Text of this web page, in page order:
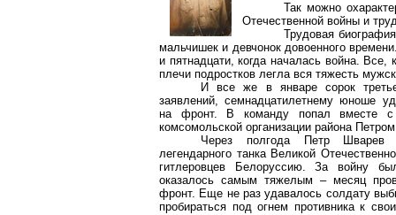
Так можно
Отечественной войны и
Трудовая
мальчишек и девчонок довоенного
и пятнадцати, когда началась война.
плечи подростков легла вся тяжесть
И все же в январе сорок
заявлений, семнадцатилетнему юноше
на фронт. В команду попал вместе с
комсомольской организации района
Через полгода Петр Шварев
легендарного танка Великой
гитлеровцев Белоруссию. За войну
оказалось самым тяжелым – месяц
фронт. Еще не раз удавалось солдату
пробираться под огнем противника к